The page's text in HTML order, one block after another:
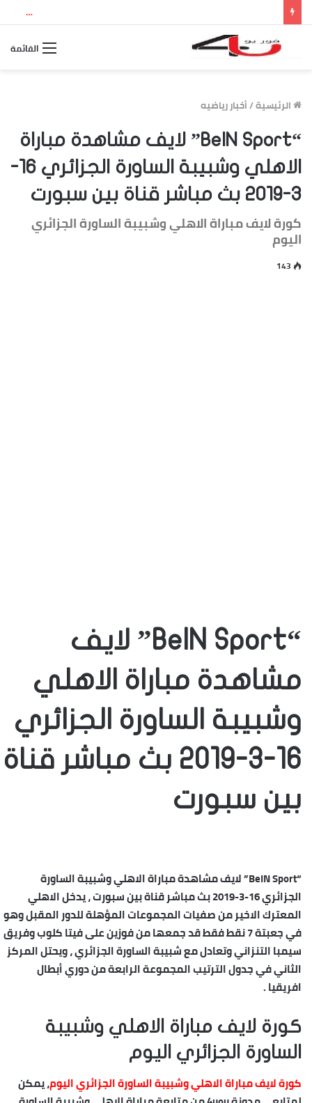
نتيجة الثانوية العامة 2026 بالاسم ورقم الجلوس.. استعلم الآن عن درجاتك والمجموع الكلي
القائمة
الرئيسية/أخبار رياضيه
“BeIN Sport” لايف مشاهدة مباراة
الاهلي وشبيبة الساورة الجزائري 16-
3-2019 بث مباشر قناة بين سبورت
كورة لايف مباراة الاهلي وشبيبة الساورة الجزائري
اليوم
143
“BeIN Sport” لايف
مشاهدة مباراة الاهلي
وشبيبة الساورة الجزائري
16-3-2019 بث مباشر قناة
بين سبورت
“BeIN Sport” لايف مشاهدة مباراة الاهلي وشبيبة الساورة
الجزائري 16-3-2019 بث مباشر قناة بين سبورت ، يدخل الاهلي
المعترك الاخير من صفيات المجموعات المؤهلة للدور المقبل وهو
في جعبتة 7 نقط فقط قد جمعها من فوزين على فيتا كلوب وفريق
سيمبا التنزاني وتعادل مع شبيبة الساورة الجزائري ، ويحتل المركز
الثاني في جدول الترتيب المجموعة الرابعة من دوري أبطال
افريقيا .
كورة لايف مباراة الاهلي وشبيبة
الساورة الجزائري اليوم
كورة لايف مباراة الاهلي وشبيبة الساورة الجزائري اليوم، يمكن